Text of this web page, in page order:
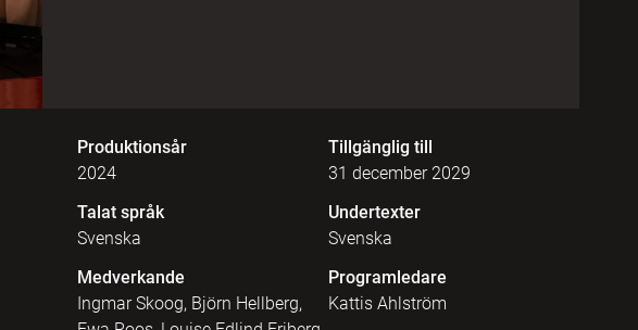
Produktionsår
2024
Tillgänglig till
31 december 2029
Talat språk
Svenska
Undertexter
Svenska
Medverkande
Ingmar Skoog, Björn Hellberg,
Programledare
Kattis Ahlström